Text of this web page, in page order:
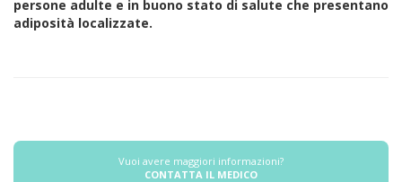
persone adulte e in buono stato di salute che presentano
adiposità localizzate.
Vuoi avere maggiori informazioni?
CONTATTA IL MEDICO